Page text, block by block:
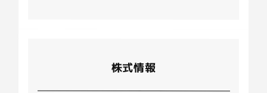
株式情報